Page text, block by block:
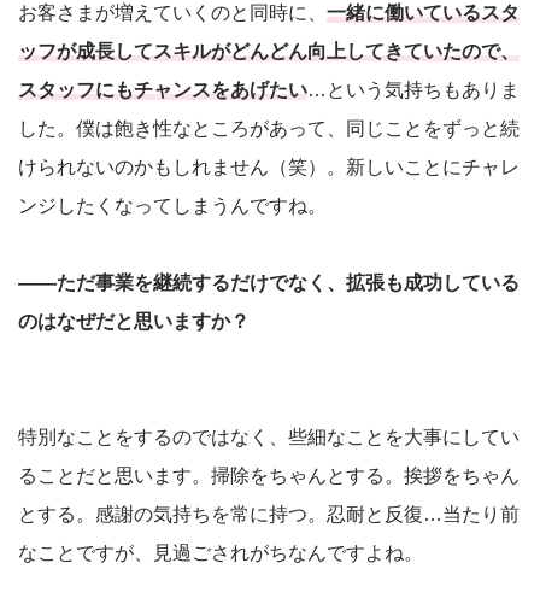
お客さまが増えていくのと同時に、 一緒に働いているスタ
ッフが成長してスキルがどんどん向上してきていたので、
スタッフにもチャンスをあげたい…という気持ちもありま
した。僕は飽き性なところがあって、同じことをずっと続
けられないのかもしれません（笑）。新しいことにチャレ
ンジしたくなってしまうんですね。
――ただ事業を継続するだけでなく、拡張も成功している
のはなぜだと思いますか？
特別なことをするのではなく、些細なことを大事にしてい
ることだと思います。掃除をちゃんとする。挨拶をちゃん
とする。感謝の気持ちを常に持つ。忍耐と反復…当たり前
なことですが、見過ごされがちなんですよね。